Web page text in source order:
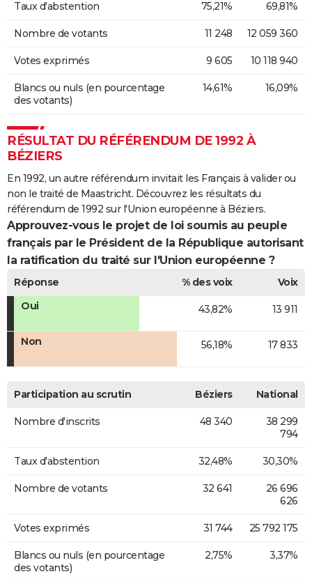
Taux d'abstention 75,21% 69,81%
Nombre de votants 11 248 12 059 360
Votes exprimés 9 605 10 118 940
Blancs ou nuls (en pourcentage
des votants)
14,61% 16,09%
RÉSULTAT DU RÉFÉRENDUM DE 1992 À
BÉZIERS
En 1992, un autre référendum invitait les Français à valider ou
non le traité de Maastricht. Découvrez les résultats du
référendum de 1992 sur l'Union européenne à Béziers.
Approuvez-vous le projet de loi soumis au peuple
français par le Président de la République autorisant
la ratification du traité sur l'Union européenne ?
Réponse % des voix
Voix
Oui
43,82% 13 911
Non 56,18% 17 833
Participation au scrutin Béziers National
Nombre d'inscrits 48 340
38 299
794
Taux d'abstention 32,48% 30,30%
Nombre de votants 32 641
26 696
626
Votes exprimés 31 744 25 792 175
Blancs ou nuls (en pourcentage
des votants)
2,75% 3,37%